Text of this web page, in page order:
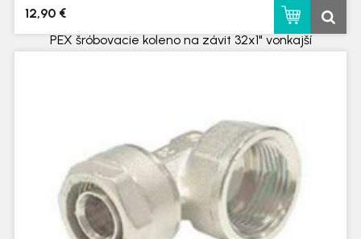
PEX šróbovacie koleno na závit 32x1" vonkajší
12,90 €